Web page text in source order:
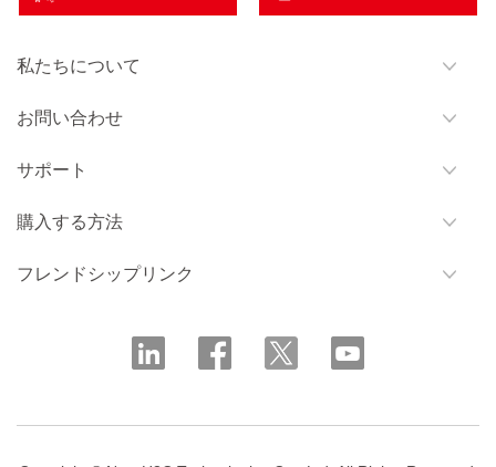
私たちについて
お問い合わせ
サポート
購入する方法
フレンドシップリンク